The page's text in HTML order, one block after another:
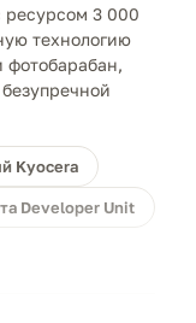
ресурсом 3 000
технологию
фотобарабан,
Kyocera
Developer Unit